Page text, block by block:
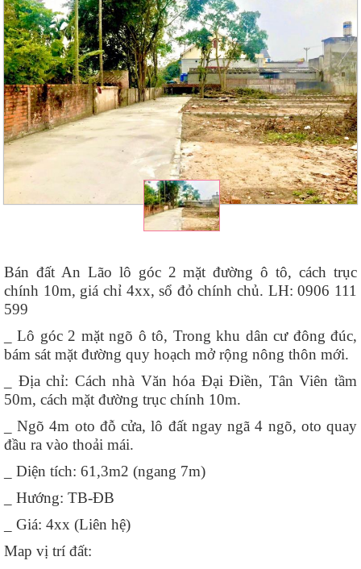
Bán đất An Lão lô góc 2 mặt đường ô tô, cách trục
chính 10m, giá chỉ 4xx, sổ đỏ chính chủ. LH: 0906 111
599
_ Lô góc 2 mặt ngõ ô tô, Trong khu dân cư đông đúc,
bám sát mặt đường quy hoạch mở rộng nông thôn mới.
_ Địa chỉ: Cách nhà Văn hóa Đại Điền, Tân Viên tầm
50m, cách mặt đường trục chính 10m.
_ Ngõ 4m oto đỗ cửa, lô đất ngay ngã 4 ngõ, oto quay
đầu ra vào thoải mái.
_ Diện tích: 61,3m2 (ngang 7m)
_ Hướng: TB-ĐB
_ Giá: 4xx (Liên hệ)
Map vị trí đất: